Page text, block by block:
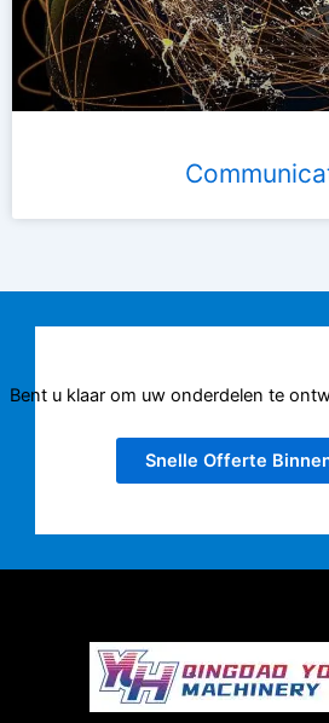
Bent u klaar om uw onderdelen te
Snelle Offerte